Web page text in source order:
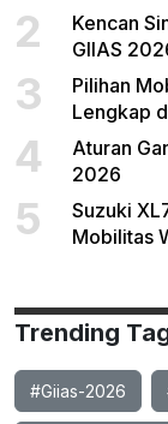
2
Kencan
GIIAS
3
Pilihan
Lengkap
4
Aturan
2026
5
Suzuki
Mobilitas
Trending
#Giias-2026